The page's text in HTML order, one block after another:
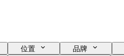
位置 品牌